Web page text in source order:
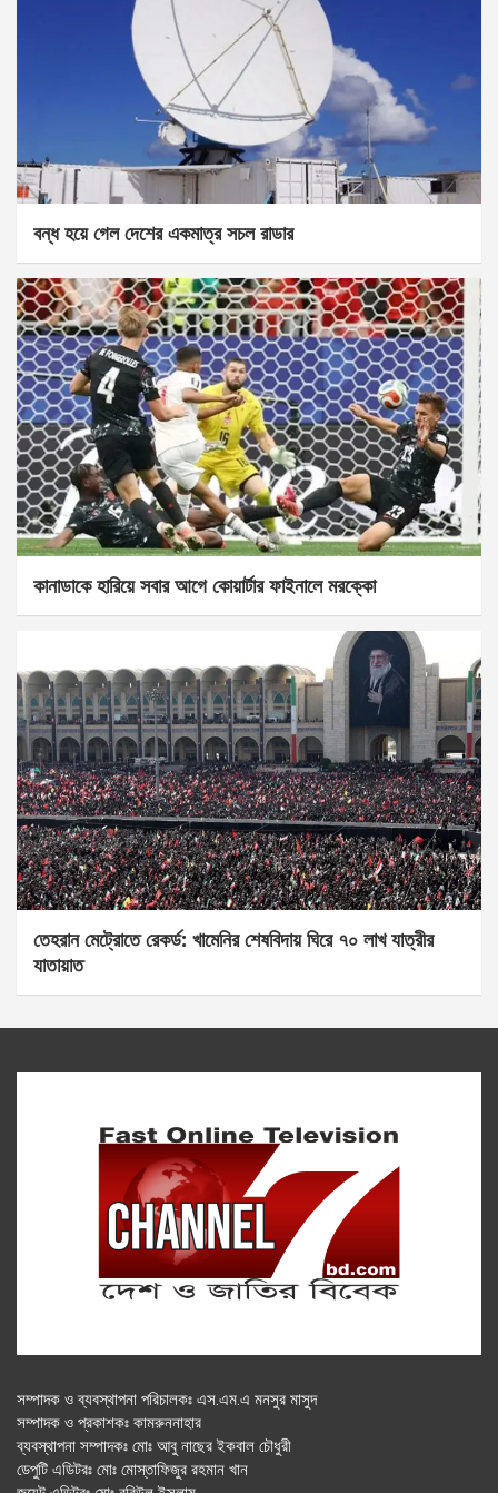
বন্ধ হয়ে গেল দেশের একমাত্র সচল রাডার
কানাডাকে হারিয়ে সবার আগে কোয়ার্টার ফাইনালে মরক্কো
তেহরান মেট্রোতে রেকর্ড: খামেনির শেষবিদায় ঘিরে ৭০ লাখ যাত্রীর
যাতায়াত
সম্পাদক ও ব্যবস্থাপনা পরিচালকঃ এস.এম.এ মনসুর মাসুদ
সম্পাদক ও প্রকাশকঃ কামরুননাহার
ব্যবস্থাপনা সম্পাদকঃ মোঃ আবু নাছের ইকবাল চৌধুরী
ডেপুটি এডিটরঃ মোঃ মোস্তাফিজুর রহমান খান